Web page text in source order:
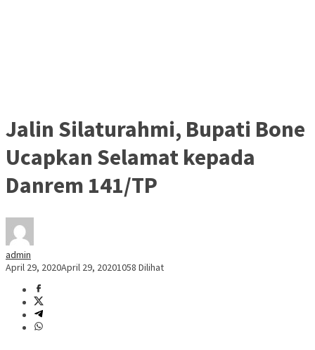
Jalin Silaturahmi, Bupati Bone
Ucapkan Selamat kepada
Danrem 141/TP
admin
April 29, 2020April 29, 20201058 Dilihat